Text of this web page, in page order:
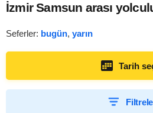
İzmir Samsun arası
Seferler: bugün, yarın
Tarih